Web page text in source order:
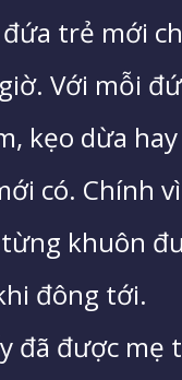
trẻ mới
Với mỗi
kẹo dừa
có. Chính
khuôn
đông tới.
đã được